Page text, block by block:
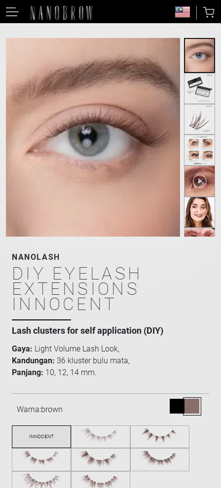
NANOLASH
DIY EYELASH
EXTENSIONS
INNOCENT
Lash clusters for self application (DIY)
Gaya: Light Volume Lash Look,
Kandungan: 36 kluster bulu mata,
Panjang: 10, 12, 14 mm.
Warna:brown